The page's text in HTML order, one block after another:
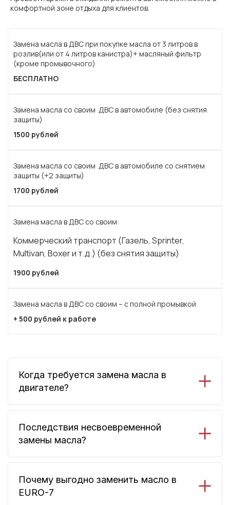
комфортной зоне отдыха для клиентов.
Замена масла в ДВС при покупке масла от 3 литров в
розлив(или от 4 литров канистра)+ масляный фильтр
(кроме промывочного)
БЕСПЛАТНО
Замена масла со своим ДВС в автомобиле (без снятия
защиты)
1500 рублей
Замена масла со своим ДВС в автомобиле со снятием
защиты (+2 защиты)
1700 рублей
Замена масла в ДВС со своим:
Коммерческий транспорт (Газель, Sprinter,
Мultivan, Boxerи т.д.) (без снятия защиты)
1900 рублей
Замена масла в ДВС со своим – с полной промывкой
+ 500 рублей к работе
Когда требуется замена масла в
двигателе?
Последствия несвоевременной
замены масла?
Почему выгодно заменить масло в
EURO-7